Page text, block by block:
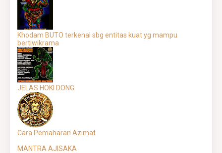
Khodam BUTO terkenal sbg entitas kuat yg mampu
bertiwikrama
JELAS HOKI DONG
Cara Pemaharan Azimat
MANTRA AJISAKA